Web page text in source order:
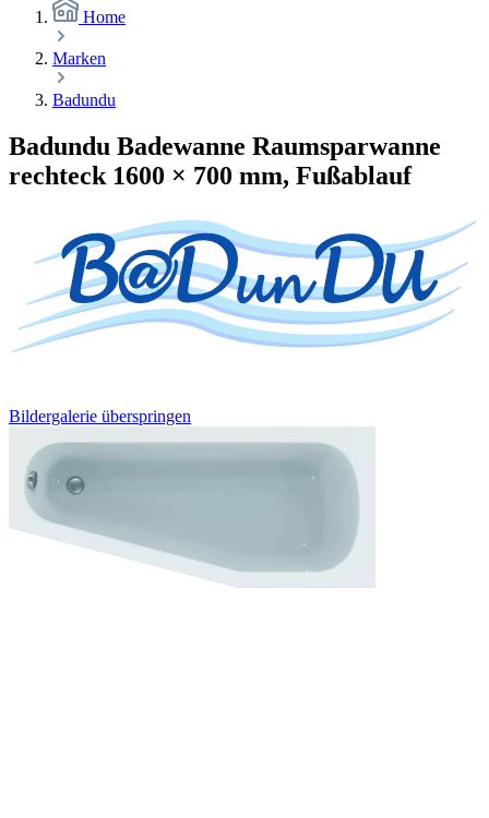
Home
Marken
Badundu
Badundu Badewanne Raumsparwanne
rechteck 1600 × 700 mm, Fußablauf
Bildergalerie überspringen